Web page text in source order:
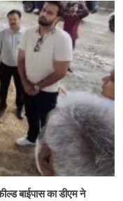
बाईपास का डीएम ने